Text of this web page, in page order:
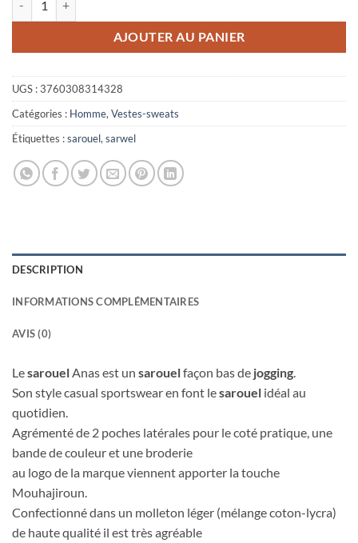
AJOUTER AU PANIER
UGS :3760308314328
Catégories : Homme, Vestes-sweats
Étiquettes :sarouel, sarwel
DESCRIPTION
INFORMATIONS COMPLÉMENTAIRES
AVIS (0)
Lesarouel Anas est un sarouelfaçon bas de jogging
Son style casual sportswear en font lesarouel idéal au
quotidien.
Agrémenté de 2 poches latérales pour le coté pratique, une
bande de couleur et une broderie
au logo de la marque viennent apporter la touche
Mouhajiroun.
Confectionné dans un molleton léger (mélange coton-lycra)
de haute qualité il est très agréable